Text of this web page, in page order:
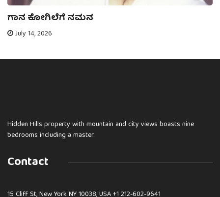
ಗಾನ ಕೋಗಿಲೆಗೆ ನಮನ
July 14, 2026
Hidden Hills property with mountain and city views boasts nine
bedrooms including a master.
Contact